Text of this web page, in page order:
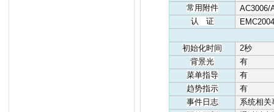
常用附件
AC3006/
认
证
初始化时间 2秒
背景光
有
菜单指导
有
趋势指示
有
事件日志
系统相关